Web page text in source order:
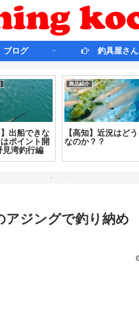
ログ 釣具屋さん
】出船できな
ポイント開
見湾釣行編
商品紹介
【高知】近況はどう
なのか？？
アジングで釣り納め
情報